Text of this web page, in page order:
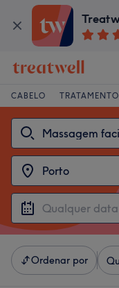
CABELO
Ordenar por